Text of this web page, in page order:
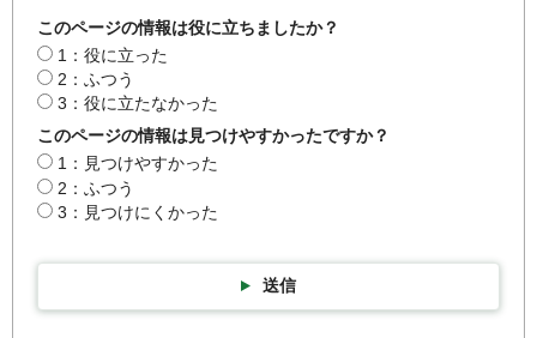
このページの情報は役に立ちましたか？
1：役に立った
2：ふつう
3：役に立たなかった
このページの情報は見つけやすかったですか？
1：見つけやすかった
2：ふつう
3：見つけにくかった
送信